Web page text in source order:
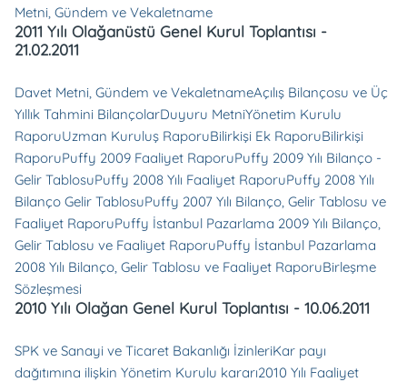
Metni, Gündem ve Vekaletname
2011 Yılı Olağanüstü Genel Kurul Toplantısı -
21.02.2011
Davet Metni, Gündem ve VekaletnameAçılış Bilançosu ve Üç
Yıllık Tahmini BilançolarDuyuru MetniYönetim Kurulu
RaporuUzman Kuruluş RaporuBilirkişi Ek RaporuBilirkişi
RaporuPuffy 2009 Faaliyet RaporuPuffy 2009 Yılı Bilanço -
Gelir TablosuPuffy 2008 Yılı Faaliyet RaporuPuffy 2008 Yılı
Bilanço Gelir TablosuPuffy 2007 Yılı Bilanço, Gelir Tablosu ve
Faaliyet RaporuPuffy İstanbul Pazarlama 2009 Yılı Bilanço,
Gelir Tablosu ve Faaliyet RaporuPuffy İstanbul Pazarlama
2008 Yılı Bilanço, Gelir Tablosu ve Faaliyet RaporuBirleşme
Sözleşmesi
2010 Yılı Olağan Genel Kurul Toplantısı - 10.06.2011
SPK ve Sanayi ve Ticaret Bakanlığı İzinleriKar payı
dağıtımına ilişkin Yönetim Kurulu kararı2010 Yılı Faaliyet